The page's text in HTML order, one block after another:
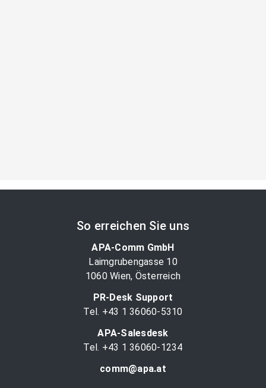
So erreichen Sie uns
APA-Comm GmbH
Laimgrubengasse 10
1060 Wien, Österreich
PR-Desk Support
Tel. +43 1 36060-5310
APA-Salesdesk
Tel. +43 1 36060-1234
comm@apa.at